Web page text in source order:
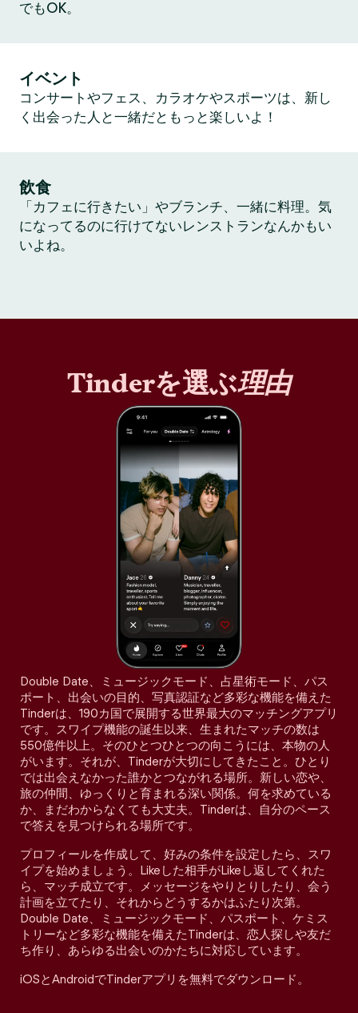
でもOK。
イベント
コンサートやフェス、カラオケやスポーツは、新し
く出会った人と一緒だともっと楽しいよ！
飲食
「カフェに行きたい」やブランチ、一緒に料理。気
になってるのに行けてないレンストランなんかもい
いよね。
Tinderを選ぶ理由
Double Date、ミュージックモード、占星術モード、パス
ポート、出会いの目的、写真認証など多彩な機能を備えた
Tinderは、190カ国で展開する世界最大のマッチングアプリ
です。スワイプ機能の誕生以来、生まれたマッチの数は
550億件以上。そのひとつひとつの向こうには、本物の人
がいます。それが、Tinderが大切にしてきたこと。ひとり
では出会えなかった誰かとつながれる場所。新しい恋や、
旅の仲間、ゆっくりと育まれる深い関係。何を求めている
か、まだわからなくても大丈夫。Tinderは、自分のペース
で答えを見つけられる場所です。
プロフィールを作成して、好みの条件を設定したら、スワ
イプを始めましょう。Likeした相手がLikeし返してくれた
ら、マッチ成立です。メッセージをやりとりしたり、会う
計画を立てたり、それからどうするかはふたり次第。
Double Date、ミュージックモード、パスポート、ケミス
トリーなど多彩な機能を備えたTinderは、恋人探しや友だ
ち作り、あらゆる出会いのかたちに対応しています。
iOSとAndroidでTinderアプリを無料でダウンロード。